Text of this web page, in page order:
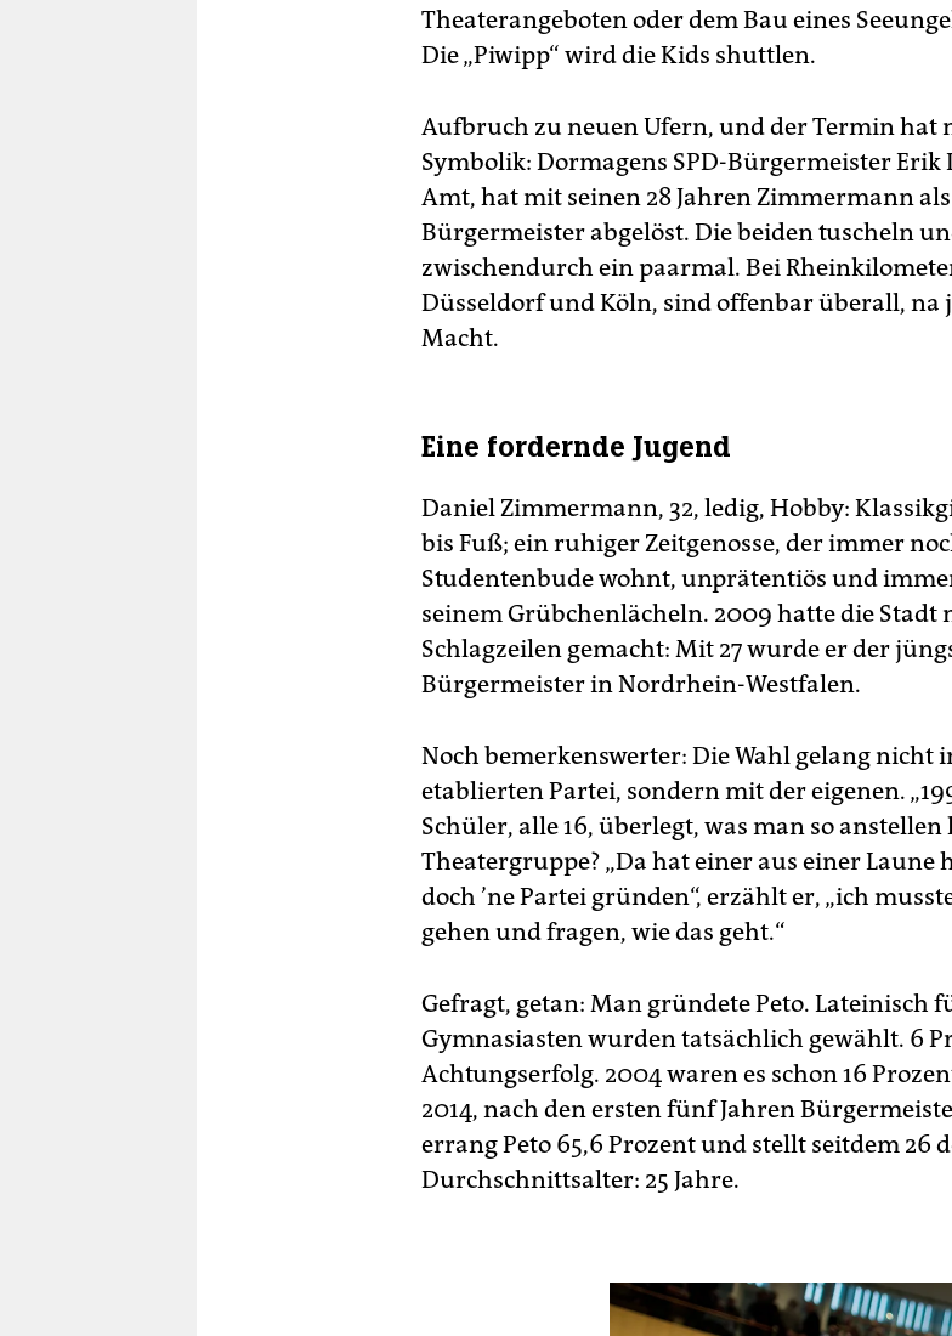
Theaterangeboten oder dem Bau eines
Die „Piwipp“ wird die Kids shuttlen.
Aufbruch zu neuen Ufern, und der Termin hat
Symbolik: Dormagens SPD-Bürgermeister Erik
Amt, hat mit seinen 28 Jahren Zimmermann
Bürgermeister abgelöst. Die beiden tuscheln
zwischendurch ein paarmal. Bei
Düsseldorf und Köln, sind offenbar überall, na
Macht.
Eine fordernde Jugend
Daniel Zimmermann, 32, ledig, Hobby:
bis Fuß; ein ruhiger Zeitgenosse, der immer
Studentenbude wohnt, unprätentiös und
seinem Grübchenlächeln. 2009 hatte die
Schlagzeilen gemacht: Mit 27 wurde er der
Bürgermeister in Nordrhein-Westfalen.
Noch bemerkenswerter: Die Wahl gelang nicht
etablierten Partei, sondern mit der eigenen.
Schüler, alle 16, überlegt, was man so anstellen
Theatergruppe? „Da hat einer aus einer Laune
doch ’ne Partei gründen“, erzählt er, „ich
gehen und fragen, wie das geht.“
Gefragt, getan: Man gründete Peto. Lateinisch
Gymnasiasten wurden tatsächlich gewählt. 6
Achtungserfolg. 2004 waren es schon 16
2014, nach den ersten fünf Jahren
errang Peto 65,6 Prozent und stellt seitdem 26
Durchschnittsalter: 25 Jahre.